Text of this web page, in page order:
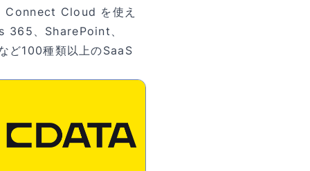
Connect Cloud を使え
365、SharePoint、
ど100種類以上のSaaS